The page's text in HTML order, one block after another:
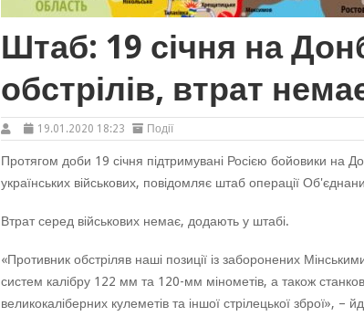
Штаб: 19 січня на
обстрілів, втрат
19.01.2020 18:23 Події
Протягом доби 19 січня підтримувані Росією бойовики на
українських військових, повідомляє штаб операції
Втрат серед військових немає, додають у штабі.
«Противник обстріляв наші позиції із заборонених
систем калібру 122 мм та 120-мм мінометів, а також
великокаліберних кулеметів та іншої стрілецької зброї», –